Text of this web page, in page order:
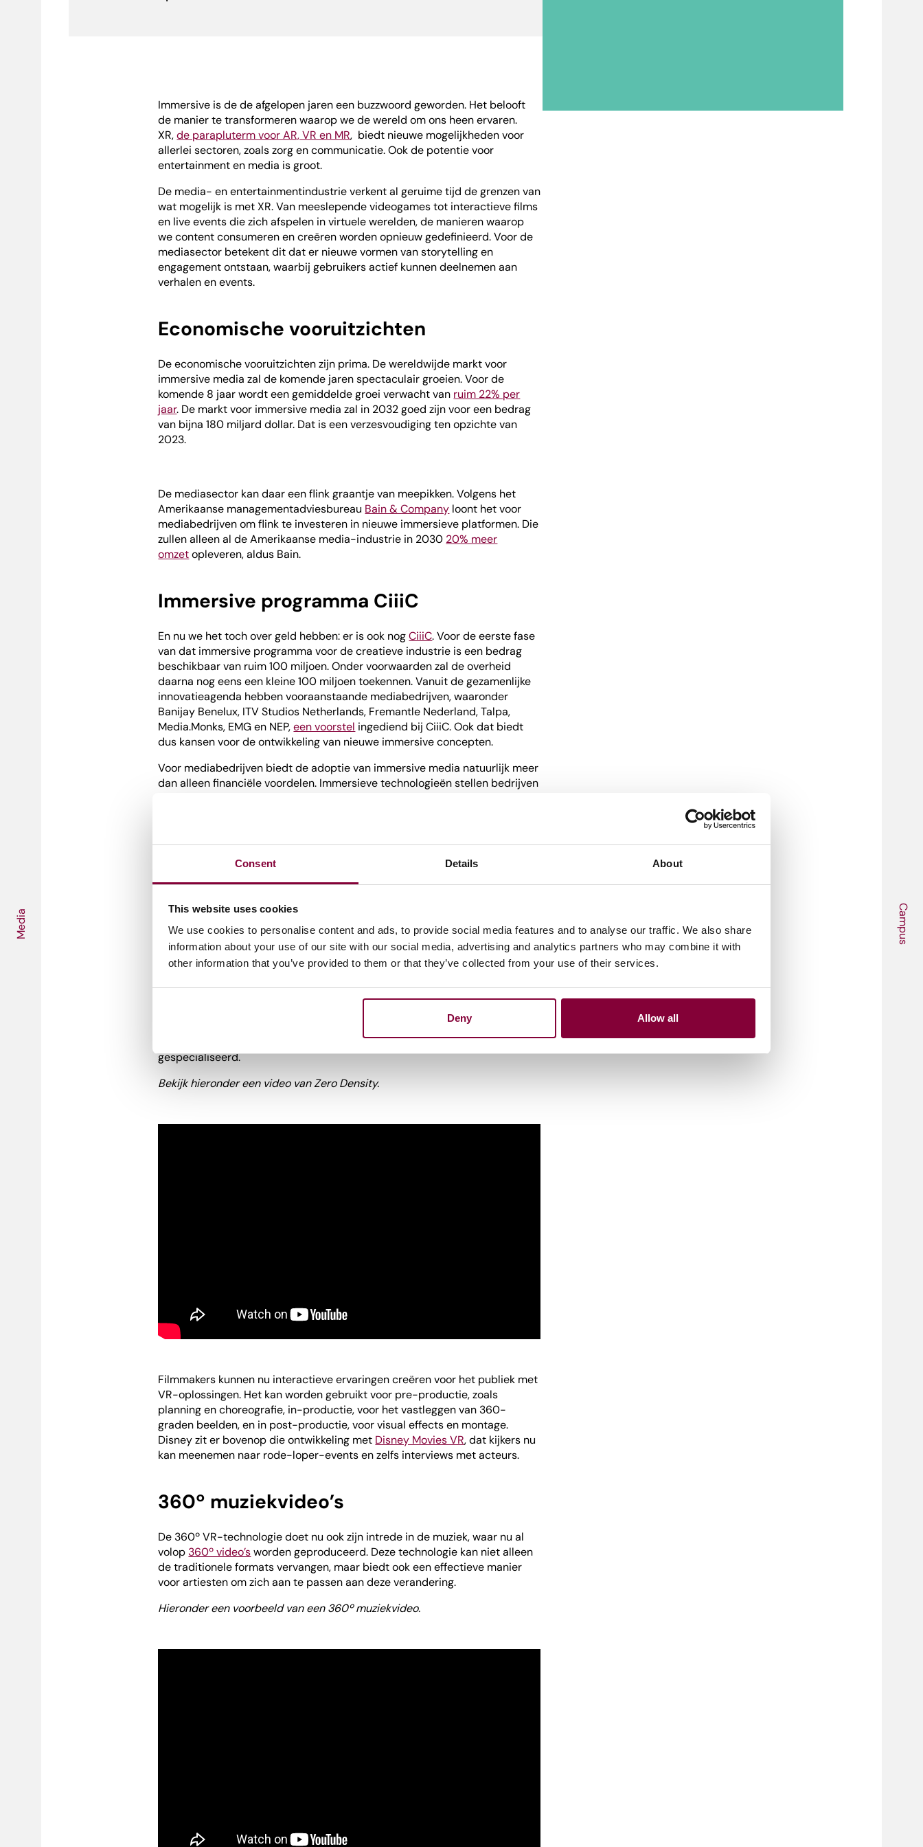
Consent Details About
This website uses cookies
We use cookies to personalise content and ads, to provide social media features and to analyse our traffic. We also share
information about your use of our site with our social media, advertising and analytics partners who may combine it with
other information that you’ve provided to them or that they’ve collected from your use of their services.
Deny Allow all
Media Campus
Immersive is de de afgelopen jaren een buzzwoord geworden. Het belooft
de manier te transformeren waarop we de wereld om ons heen ervaren.
XR,de parapluterm voor AR, VR en MR, biedt nieuwe mogelijkheden voor
allerlei sectoren, zoals zorg en communicatie. Ook de potentie voor
entertainment en media is groot.
De media- en entertainmentindustrie verkent al geruime tijd de grenzen van
wat mogelijk is met XR. Van meeslepende videogames tot interactieve films
en live events die zich afspelen in virtuele werelden, de manieren waarop
we content consumeren en creëren worden opnieuw gedefinieerd. Voor de
mediasector betekent dit dat er nieuwe vormen van storytelling en
engagement ontstaan, waarbij gebruikers actief kunnen deelnemen aan
verhalen en events.
Economische vooruitzichten
De economische vooruitzichten zijn prima. De wereldwijde markt voor
immersive media zal de komende jaren spectaculair groeien. Voor de
komende 8 jaar wordt een gemiddelde groei verwacht van ruim 22% per
jaar. De markt voor immersive media zal in 2032 goed zijn voor een bedrag
van bijna 180 miljard dollar. Dat is een verzesvoudiging ten opzichte van
2023.
De mediasector kan daar een flink graantje van meepikken. Volgens het
Amerikaanse managementadviesbureau Bain & Company loont het voor
mediabedrijven om flink te investeren in nieuwe immersieve platformen. Die
zullen alleen al de Amerikaanse media-industrie in 2030 20% meer
omzetopleveren, aldus Bain.
Immersive programma CiiiC
En nu we het toch over geld hebben: er is ook nogCiiiC. Voor de eerste fase
van dat immersive programma voor de creatieve industrie is een bedrag
beschikbaar van ruim 100 miljoen. Onder voorwaarden zal de overheid
daarna nog eens een kleine 100 miljoen toekennen. Vanuit de gezamenlijke
innovatieagenda hebben vooraanstaande mediabedrijven, waaronder
Banijay Benelux, ITV Studios Netherlands, Fremantle Nederland, Talpa,
Media.Monks, EMG en NEP,een voorstel ingediend bij CiiiC. Ook dat biedt
dus kansen voor de ontwikkeling van nieuwe immersive concepten.
Voor mediabedrijven biedt de adoptie van immersive media natuurlijk meer
dan alleen financiële voordelen. Immersieve technologieën stellen bedrijven
aan hun publiek. Dat leidt niet alleen tot meer klanttevredenheid, maar ook
grotere bereidheid van consumenten om te betalen voor premium content.
Deze immersive en interactieve oplossingen hebben het potentieel om veel
muziek en journalistiek zijn er maar een paar van.
XR in sport
Bij de tv-registratie van sport speelt Augmented Reality (AR) al een grote
rol. Denk maar aan de live graphics die als laag over live-uitzendingen
worden gelegd en virtuele studio’s. Verschillende bedrijven, zoals het
hebben zich in deze technologie
gespecialiseerd.
Bekijk hieronder een video van Zero Density.
Filmmakers kunnen nu interactieve ervaringen creëren voor het publiek met
VR-oplossingen. Het kan worden gebruikt voor pre-productie, zoals
planning en choreografie, in-productie, voor het vastleggen van 360-
graden beelden, en in post-productie, voor visual effects en montage.
Disney zit er bovenop die ontwikkeling met Disney Movies VR, dat kijkers nu
kan meenemen naar rode-loper-events en zelfs interviews met acteurs.
360º muziekvideo’s
De 360º VR-technologie doet nu ook zijn intrede in de muziek, waar nu al
volop 360º video’sworden geproduceerd. Deze technologie kan niet alleen
de traditionele formats vervangen, maar biedt ook een effectieve manier
voor artiesten om zich aan te passen aan deze verandering.
Hieronder een voorbeeld van een 360º muziekvideo.